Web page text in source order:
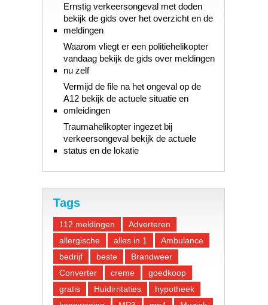
Ernstig verkeersongeval met doden
bekijk de gids over het overzicht en de
meldingen
Waarom vliegt er een politiehelikopter
vandaag bekijk de gids over meldingen
nu zelf
Vermijd de file na het ongeval op de
A12 bekijk de actuele situatie en
omleidingen
Traumahelikopter ingezet bij
verkeersongeval bekijk de actuele
status en de lokatie
Tags
112 meldingen
Adverteren
allergische
alles in 1
Ambulance
bedrijf
beste
Brandweer
Converter
creme
goedkoop
gratis
Huidirritaties
hypotheek